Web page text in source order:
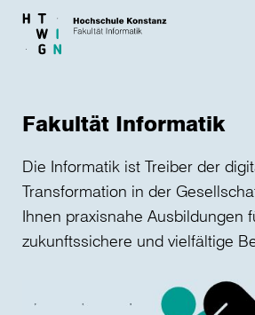
Skip to main content
Fakultät Informatik
Die Informatik ist Treiber der
Transformation in der
Ihnen praxisnahe Ausbildungen
zukunftssichere und vielfältige